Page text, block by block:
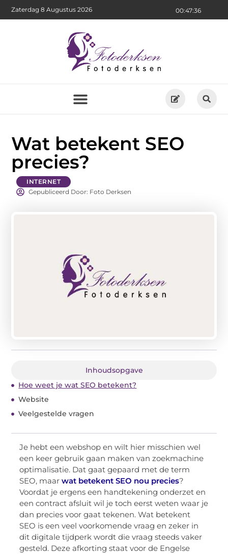
00:47:36
Zaterdag 8 Augustus 2026
Wat betekent SEO
precies?
INTERNET
Gepubliceerd Door: Foto Derksen
Inhoudsopgave
Hoe weet je wat SEO betekent?
Website
Veelgestelde vragen
Je hebt een webshop en wilt hier misschien wel
een keer gebruik gaan maken van zoekmachine
optimalisatie. Dat gaat gepaard met de term
SEO, maarwat betekent SEO nou precies?
Voordat je ergens een handtekening onderzet en
een contract afsluit wil je toch eerst weten waar je
dan precies voor gaat tekenen. Wat betekent
SEO is een veel voorkomende vraag en zeker in
dit digitale tijdperk wordt die vraag steeds vaker
gesteld. Deze afkorting staat voor de Engelse